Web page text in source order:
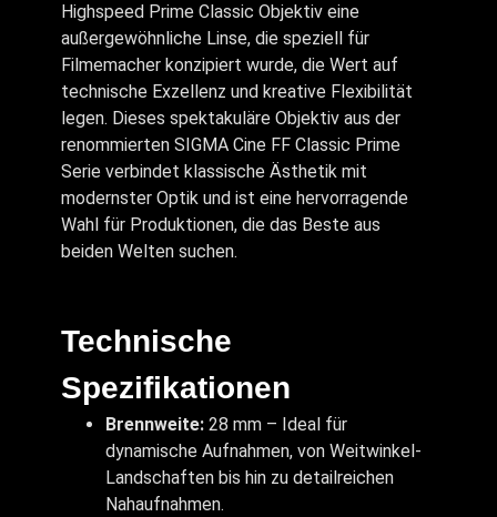
Highspeed Prime Classic Objektiv eine
außergewöhnliche Linse, die speziell für
Filmemacher konzipiert wurde, die Wert auf
technische Exzellenz und kreative Flexibilität
legen. Dieses spektakuläre Objektiv aus der
renommierten SIGMA Cine FF Classic Prime
Serie verbindet klassische Ästhetik mit
modernster Optik und ist eine hervorragende
Wahl für Produktionen, die das Beste aus
beiden Welten suchen.
Technische
Spezifikationen
Brennweite: 28 mm – Ideal für
dynamische Aufnahmen, von Weitwinkel-
Landschaften bis hin zu detailreichen
Nahaufnahmen.